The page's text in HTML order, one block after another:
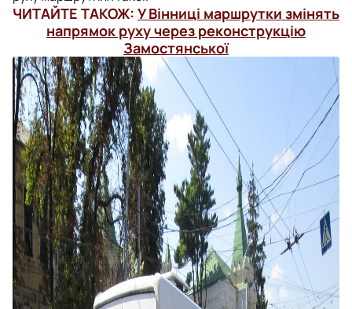
ЧИТАЙТЕ ТАКОЖ: У Вінниці маршрутки змінять
напрямок руху через реконструкцію
Замостянської